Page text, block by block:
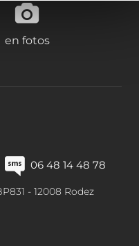
en fotos
06 48 14 48 78
- 12008 Rodez